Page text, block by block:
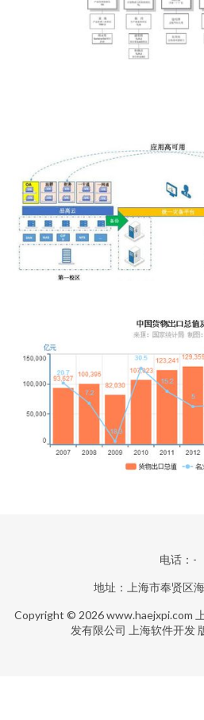
电话：-
地址：上海市奉贤区
Copyright © 2026www.haejxpi.com
发有限公司
上海软件开发